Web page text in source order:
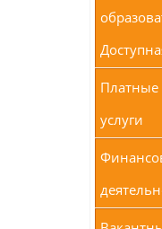
Платные
услуги